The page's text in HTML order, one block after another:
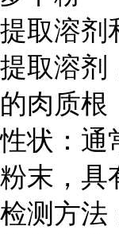
提取溶剂
提取溶剂
的肉质根
性状：通
粉末，具
检测方法